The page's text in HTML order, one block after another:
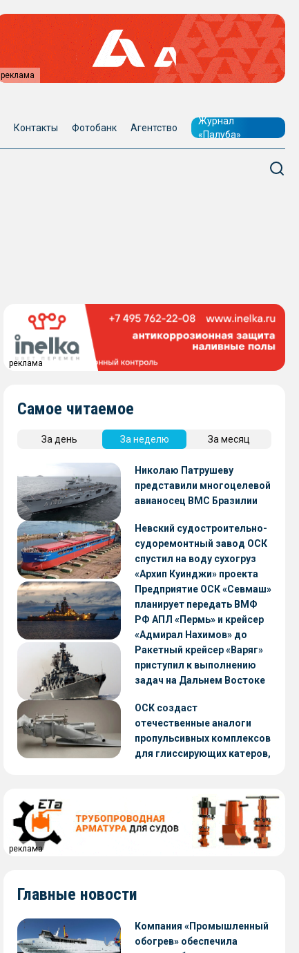
реклама
Контакты Фотобанк Агентство
Журнал
«Палуба»
реклама
Самое читаемое
За день За неделю За месяц
Николаю Патрушеву
представили многоцелевой
авианосец ВМС Бразилии
Невский судостроительно-
судоремонтный завод ОСК
спустил на воду сухогруз
«Архип Куинджи» проекта
RSD59
Предприятие ОСК «Севмаш»
планирует передать ВМФ
РФ АПЛ «Пермь» и крейсер
«Адмирал Нахимов» до
конца 2026 года
Ракетный крейсер «Варяг»
приступил к выполнению
задач на Дальнем Востоке
ОСК создаст
отечественные аналоги
пропульсивных комплексов
для глиссирующих катеров,
реклама
Главные новости
Компания «Промышленный
обогрев» обеспечила